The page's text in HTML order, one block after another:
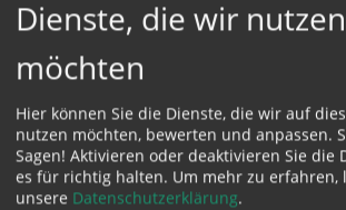
Lebenssituationen geht. Als sie nach
auf den Bauernhof kam „haben sie
getragen“. Über Stiegen konnte sie
viele haben ihr geholfen: in der
„Deshalb möchte ich auch anderen
Frau Hasibether. Seit fünf Jahren leitet
Gesprächskreis für Mädchen und
Dienste, die wir nutzen
möchten
Hier können Sie die Dienste, die wir auf
nutzen möchten, bewerten und anpassen.
Sagen! Aktivieren oder deaktivieren Sie die
es für richtig halten. Um mehr zu erfahren,
unsere Datenschutzerklärung.